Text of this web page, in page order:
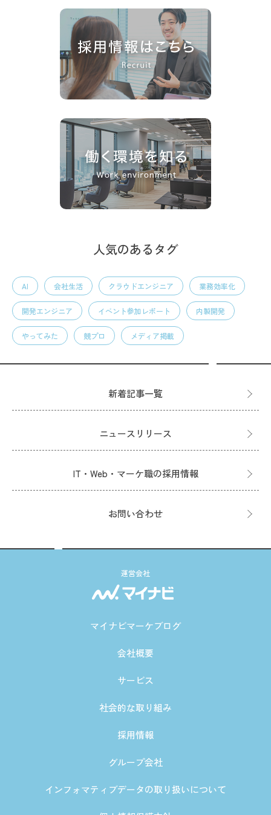
人気のあるタグ
AI 会社生活 クラウドエンジニア 業務効率化
開発エンジニア イベント参加レポート 内製開発
やってみた 競プロ メディア掲載
新着記事一覧
ニュースリリース
IT・Web・マーケ職の採用情報
お問い合わせ
運営会社
マイナビマーケブログ
会社概要
サービス
社会的な取り組み
採用情報
グループ会社
インフォマティブデータの取り扱いについて